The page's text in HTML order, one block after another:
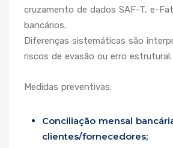
cruzamento de dados SAF-T, e-
bancários.
Diferenças sistemáticas são
riscos de evasão ou erro estrutural.
Medidas preventivas:
Conciliação mensal
clientes/fornecedores;